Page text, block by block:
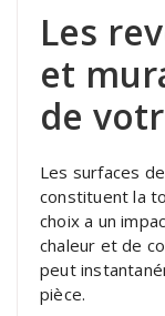
Les
et
de
Les surfaces
constituent la
choix a un
chaleur et de
peut
pièce.